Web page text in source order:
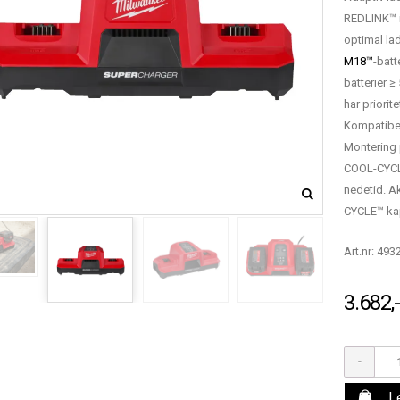
optimal
M18™-
batterier
har
Montering
COOL-
nedetid.
CYCLE™
Art.nr:
3.682,-